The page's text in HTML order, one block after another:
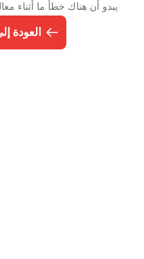
يبدو أن هناك خطأ ما أثناء
العودة